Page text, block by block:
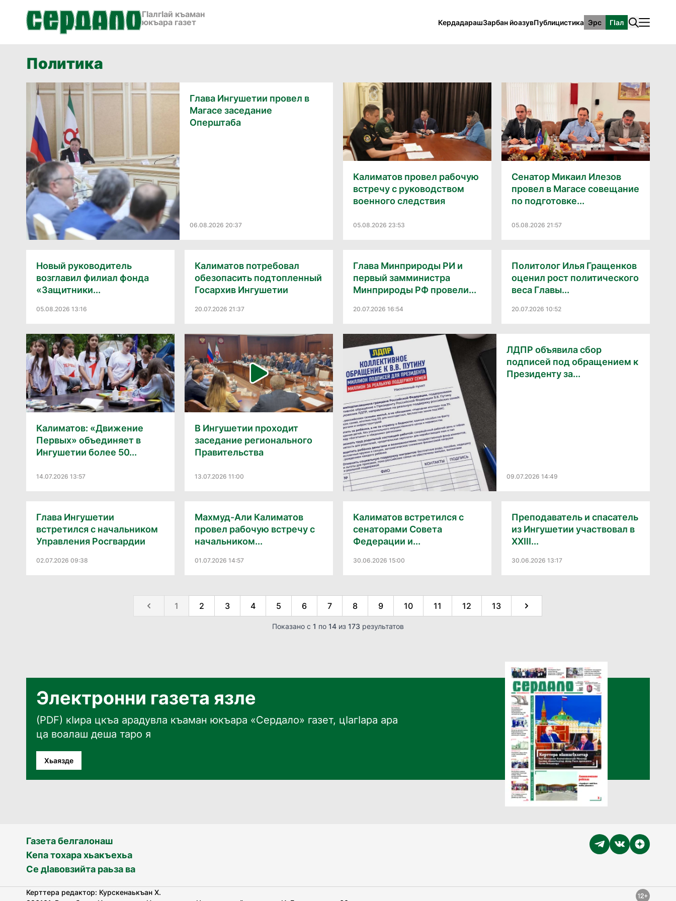
ГӀалгӀай къаман
юкъара газет
КердадарашЗарбан йоазувПублицистика Эрс ГӀал
Политика
Глава Ингушетии провел в
Магасе заседание
Оперштаба
06.08.2026 20:37
Калиматов провел рабочую
встречу с руководством
военного следствия
05.08.2026 23:53
Сенатор Микаил Илезов
провел в Магасе совещание
по подготовке...
05.08.2026 21:57
Новый руководитель
возглавил филиал фонда
«Защитники...
05.08.2026 13:16
Калиматов потребовал
обезопасить подтопленный
Госархив Ингушетии
20.07.2026 21:37
Глава Минприроды РИ и
первый замминистра
Минприроды РФ провели...
20.07.2026 16:54
Политолог Илья Гращенков
оценил рост политического
веса Главы...
20.07.2026 10:52
Калиматов: «Движение
Первых» объединяет в
Ингушетии более 50...
14.07.2026 13:57
В Ингушетии проходит
заседание регионального
Правительства
13.07.2026 11:00
ЛДПР объявила сбор
подписей под обращением к
Президенту за...
09.07.2026 14:49
Глава Ингушетии
встретился с начальником
Управления Росгвардии
02.07.2026 09:38
Махмуд-Али Калиматов
провел рабочую встречу с
начальником...
01.07.2026 14:57
Калиматов встретился с
сенаторами Совета
Федерации и...
30.06.2026 15:00
Преподаватель и спасатель
из Ингушетии участвовал в
XXIII...
30.06.2026 13:17
1 2 3 4 5 6 7 8 9 10 11 12 13
Показано с 1 по 14 из 173 результатов
Электронни газета язле
(PDF) кӀира цкъа арадувла къаман юкъара «Сердало» газет, цӀагӀара ара
ца воалаш деша таро я
Хьаязде
Газета белгалонаш
Кепа тохара хьакъехьа
Се дӀавовзийта раьза ва
Керттера редактор: Курскенаькъан Х.